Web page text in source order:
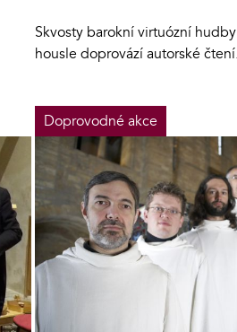
Skvosty barokní virtuózní
housle doprovází autorské čtení.
Doprovodné akce